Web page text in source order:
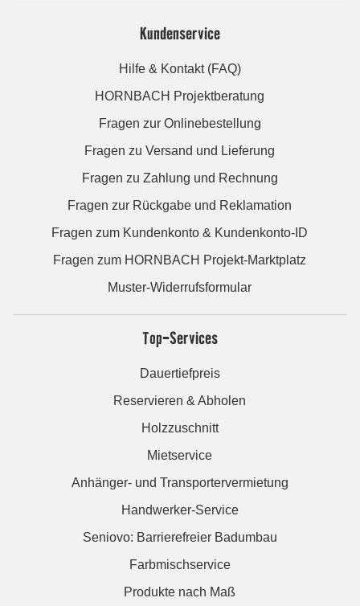
Kundenservice
Hilfe & Kontakt (FAQ)
HORNBACH Projektberatung
Fragen zur Onlinebestellung
Fragen zu Versand und Lieferung
Fragen zu Zahlung und Rechnung
Fragen zur Rückgabe und Reklamation
Fragen zum Kundenkonto & Kundenkonto-ID
Fragen zum HORNBACH Projekt-Marktplatz
Muster-Widerrufsformular
Top-Services
Dauertiefpreis
Reservieren & Abholen
Holzzuschnitt
Mietservice
Anhänger- und Transportervermietung
Handwerker-Service
Seniovo: Barrierefreier Badumbau
Farbmischservice
Produkte nach Maß